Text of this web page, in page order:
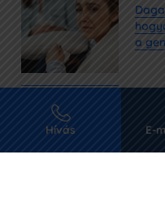
a
Hívás E-